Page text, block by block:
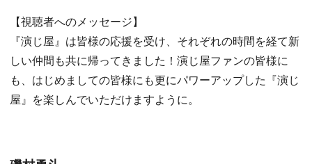
【視聴者へのメッセージ】
『演じ屋』は皆様の応援を受け、それぞれの時間を経て新
しい仲間も共に帰ってきました！演じ屋ファンの皆様に
も、はじめましての皆様にも更にパワーアップした『演じ
屋』を楽しんでいただけますように。